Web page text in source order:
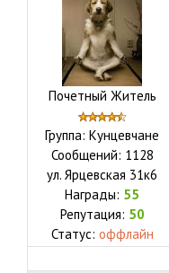
Почетный Житель
Группа: Кунцевчане
Сообщений: 1128
ул. Ярцевская 31к6
Награды: 55
Репутация: 50
Статус: оффлайн